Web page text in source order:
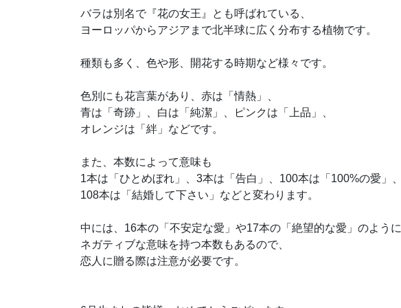
バラは別名で『花の女王』とも呼ばれている、
ヨーロッパからアジアまで北半球に広く分布する植物です。
種類も多く、色や形、開花する時期など様々です。
色別にも花言葉があり、赤は「情熱」、
青は「奇跡」、白は「純潔」、ピンクは「上品」、
オレンジは「絆」などです。
また、本数によって意味も
1本は「ひとめぼれ」、3本は「告白」、100本は「100%の愛」、
108本は「結婚して下さい」などと変わります。
中には、16本の「不安定な愛」や17本の「絶望的な愛」のように
ネガティブな意味を持つ本数もあるので、
恋人に贈る際は注意が必要です。